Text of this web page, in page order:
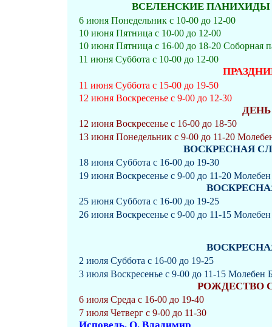
ВСЕЛЕНСКИЕ ПАНИХИДЫ
6 июня Понедельник с 10-00 до 12-00
10 июня Пятница с 10-00 до 12-00
10 июня Пятница с 16-00 до 18-20 Соборная
11 июня Суббота с 10-00 до 12-00
11 июня Суббота с 15-00 до 19-50
12 июня Воскресенье с 9-00 до 12-30
12 июня Воскресенье с 16-00 до 18-50
13 июня Понедельник с 9-00 до 11-20
ВОСКРЕСНАЯ
18 июня Суббота с 16-00 до 19-30
19 июня Воскресенье с 9-00 до 11-20
25 июня Суббота с 16-00 до 19-25
26 июня Воскресенье с 9-00 до 11-15
2 июля Суббота с 16-00 до 19-25
3 июля Воскресенье с 9-00 до 11-15 Молебен
РОЖДЕСТВО
6 июля Среда с 16-00 до 19-40
7 июля Четверг с 9-00 до 11-30